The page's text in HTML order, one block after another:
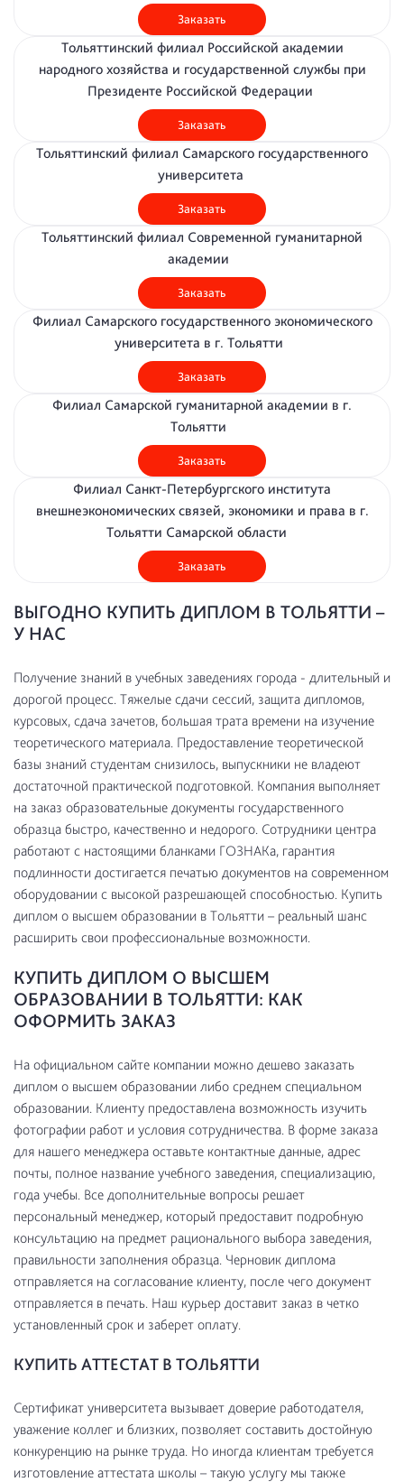
Заказать
Тольяттинский филиал Российской академии
народного хозяйства и государственной службы при
Президенте Российской Федерации
Заказать
Тольяттинский филиал Самарского государственного
университета
Заказать
Тольяттинский филиал Современной гуманитарной
академии
Заказать
Филиал Самарского государственного экономического
университета в г. Тольятти
Заказать
Филиал Самарской гуманитарной академии в г.
Тольятти
Заказать
Филиал Санкт-Петербургского института
внешнеэкономических связей, экономики и права в г.
Тольятти Самарской области
Заказать
ВЫГОДНО КУПИТЬ ДИПЛОМ В ТОЛЬЯТТИ –
У НАС
Получение знаний в учебных заведениях города - длительный и
дорогой процесс. Тяжелые сдачи сессий, защита дипломов,
курсовых, сдача зачетов, большая трата времени на изучение
теоретического материала. Предоставление теоретической
базы знаний студентам снизилось, выпускники не владеют
достаточной практической подготовкой. Компания выполняет
на заказ образовательные документы государственного
образца быстро, качественно и недорого. Сотрудники центра
работают с настоящими бланками ГОЗНАКа, гарантия
подлинности достигается печатью документов на современном
оборудовании с высокой разрешающей способностью. Купить
диплом о высшем образовании в Тольятти – реальный шанс
расширить свои профессиональные возможности.
КУПИТЬ ДИПЛОМ О ВЫСШЕМ
ОБРАЗОВАНИИ В ТОЛЬЯТТИ: КАК
ОФОРМИТЬ ЗАКАЗ
На официальном сайте компании можно дешево заказать
диплом о высшем образовании либо среднем специальном
образовании. Клиенту предоставлена возможность изучить
фотографии работ и условия сотрудничества. В форме заказа
для нашего менеджера оставьте контактные данные, адрес
почты, полное название учебного заведения, специализацию,
года учебы. Все дополнительные вопросы решает
персональный менеджер, который предоставит подробную
консультацию на предмет рационального выбора заведения,
правильности заполнения образца. Черновик диплома
отправляется на согласование клиенту, после чего документ
отправляется в печать. Наш курьер доставит заказ в четко
установленный срок и заберет оплату.
КУПИТЬ АТТЕСТАТ В ТОЛЬЯТТИ
Сертификат университета вызывает доверие работодателя,
уважение коллег и близких, позволяет составить достойную
конкуренцию на рынке труда. Но иногда клиентам требуется
изготовление аттестата школы – такую услугу мы также